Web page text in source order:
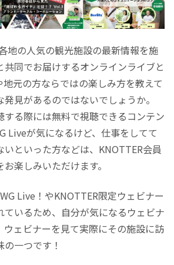
地の人気の観光施設の最新情報を施
共同でお届けするオンラインライブと
元の方ならではの楽しみ方を教えて
見があるのではないでしょうか。
する際には無料で視聴できるコンテン
Liveが気になるけど、仕事をしてて
いといった方などは、KNOTTER会員
楽しみいただけます。
Live！やKNOTTER限定ウェビナー
ているため、自分が気になるウェビナ
ウェビナーを見て実際にその施設に訪
一つです！